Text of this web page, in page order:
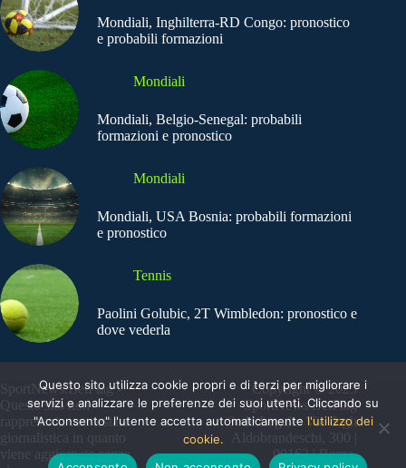
Mondiali, Inghilterra-RD Congo: pronostico
e probabili formazioni
Mondiali
Mondiali, Belgio-Senegal: probabili
formazioni e pronostico
Mondiali
Mondiali, USA Bosnia: probabili formazioni
e pronostico
Tennis
Paolini Golubic, 2T Wimbledon: pronostico e
dove vederla
SportNews.BetFlag -
Questo sito non
rappresenta una testata
giornalistica in quanto
viene aggiornato senza
Copyright © 2025
SportNews BetFlag
Sede Legale: Via degli
Aldobrandeschi, 300 |
00163 | Roma
Questo sito utilizza cookie propri e di terzi per migliorare i
servizi e analizzare le preferenze dei suoi utenti. Cliccando su
"Acconsento" l'utente accetta automaticamente l'utilizzo dei
cookie.